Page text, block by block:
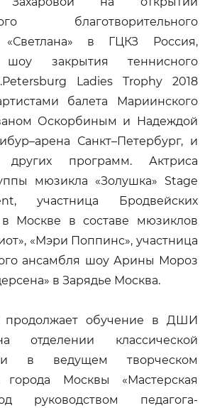
благотворительного
«Светлана» в ГЦКЗ Россия,
шоу закрытия теннисного
Ladies Trophy 2018
балета Мариинского
Оскорбиным и Надеждой
Санкт–Петербург, и
других программ. Актриса
мюзикла «Золушка» Stage
участница Бродвейских
Москве в составе мюзиклов
«Мэри Поппинс», участница
ансамбля шоу Арины Мороз
в Зарядье Москва.
продолжает обучение в ДШИ
отделении классической
в ведущем творческом
города Москвы «Мастерская
руководством педагога-